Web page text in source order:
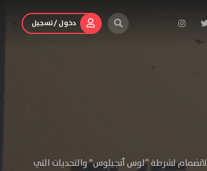
دخول / تسجيل
لشرطة “لوس أنجيلوس” والتحديات التي